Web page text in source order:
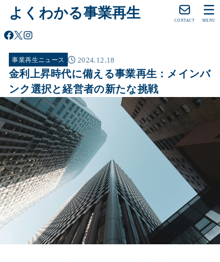
よくわかる事業再生 CONTACT MENU
事業再生ニュース 2024.12.18
金利上昇時代に備える事業再生：メインバ
ンク選択と経営者の新たな挑戦